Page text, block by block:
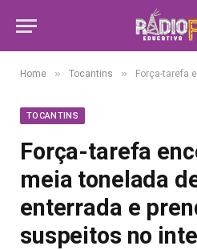
Home » Tocantins » Força-tarefa encontra quase
TOCANTINS
Força-tarefa
meia tonelada
enterrada e
suspeitos no